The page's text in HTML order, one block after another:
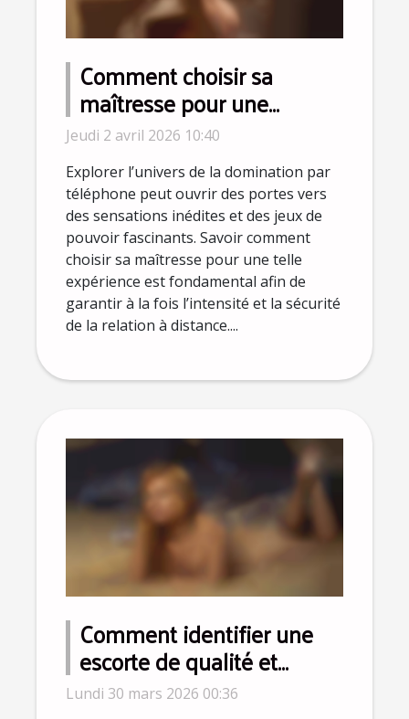
Comment choisir sa
maîtresse pour une
expérience de domination
par téléphone ?
Jeudi 2 avril 2026 10:40
Explorer l’univers de la domination par
téléphone peut ouvrir des portes vers
des sensations inédites et des jeux de
pouvoir fascinants. Savoir comment
choisir sa maîtresse pour une telle
expérience est fondamental afin de
garantir à la fois l’intensité et la sécurité
de la relation à distance....
Comment identifier une
escorte de qualité et
sécurisée ?
Lundi 30 mars 2026 00:36